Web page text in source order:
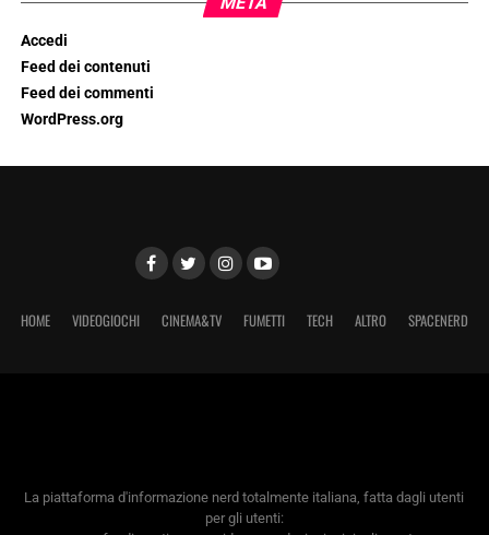
Accedi
Feed dei contenuti
Feed dei commenti
WordPress.org
HOME VIDEOGIOCHI CINEMA&TV FUMETTI TECH ALTRO SPACENERD
La piattaforma d'informazione nerd totalmente italiana, fatta dagli utenti
per gli utenti: